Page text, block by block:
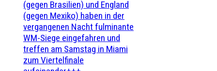
(gegen Brasilien) und England
(gegen Mexiko) haben in der
vergangenen Nacht fulminante
WM-Siege eingefahren und
treffen am Samstag in Miami
zum Viertelfinale